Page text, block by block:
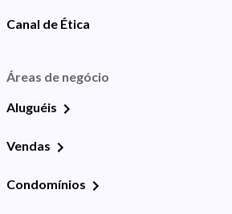
Canal de Ética
Áreas de negócio
Aluguéis
Vendas
Condomínios